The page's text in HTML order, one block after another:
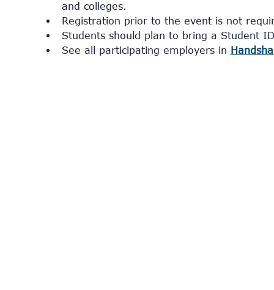
and colleges.
Registration prior to the event is not
Students should plan to bring a Student
See all participating employers in